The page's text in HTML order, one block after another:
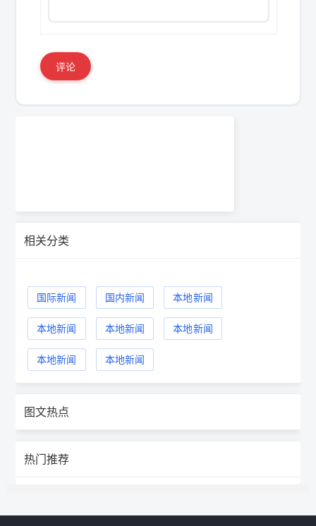
评论
相关分类
国际新闻 国内新闻 本地新闻
本地新闻 本地新闻 本地新闻
本地新闻 本地新闻
图文热点
热门推荐